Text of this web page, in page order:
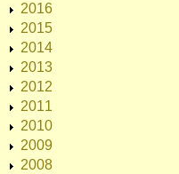
2016
2015
2014
2013
2012
2011
2010
2009
2008